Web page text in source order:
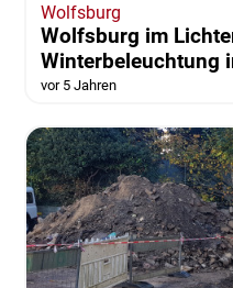
Wolfsburg
Wolfsburg im
Winterbeleuchtung
vor 5 Jahren